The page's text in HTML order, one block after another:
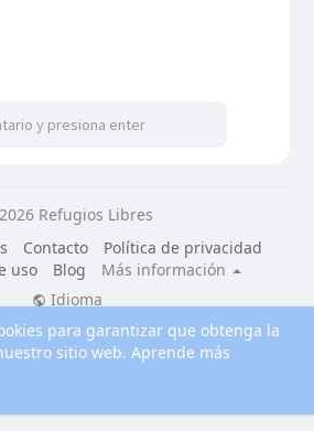
para garantizar que obtenga la
sitio web. Aprende más
Refugios Libres
Contacto
Política de privacidad
uso
Blog
Más información
Idioma